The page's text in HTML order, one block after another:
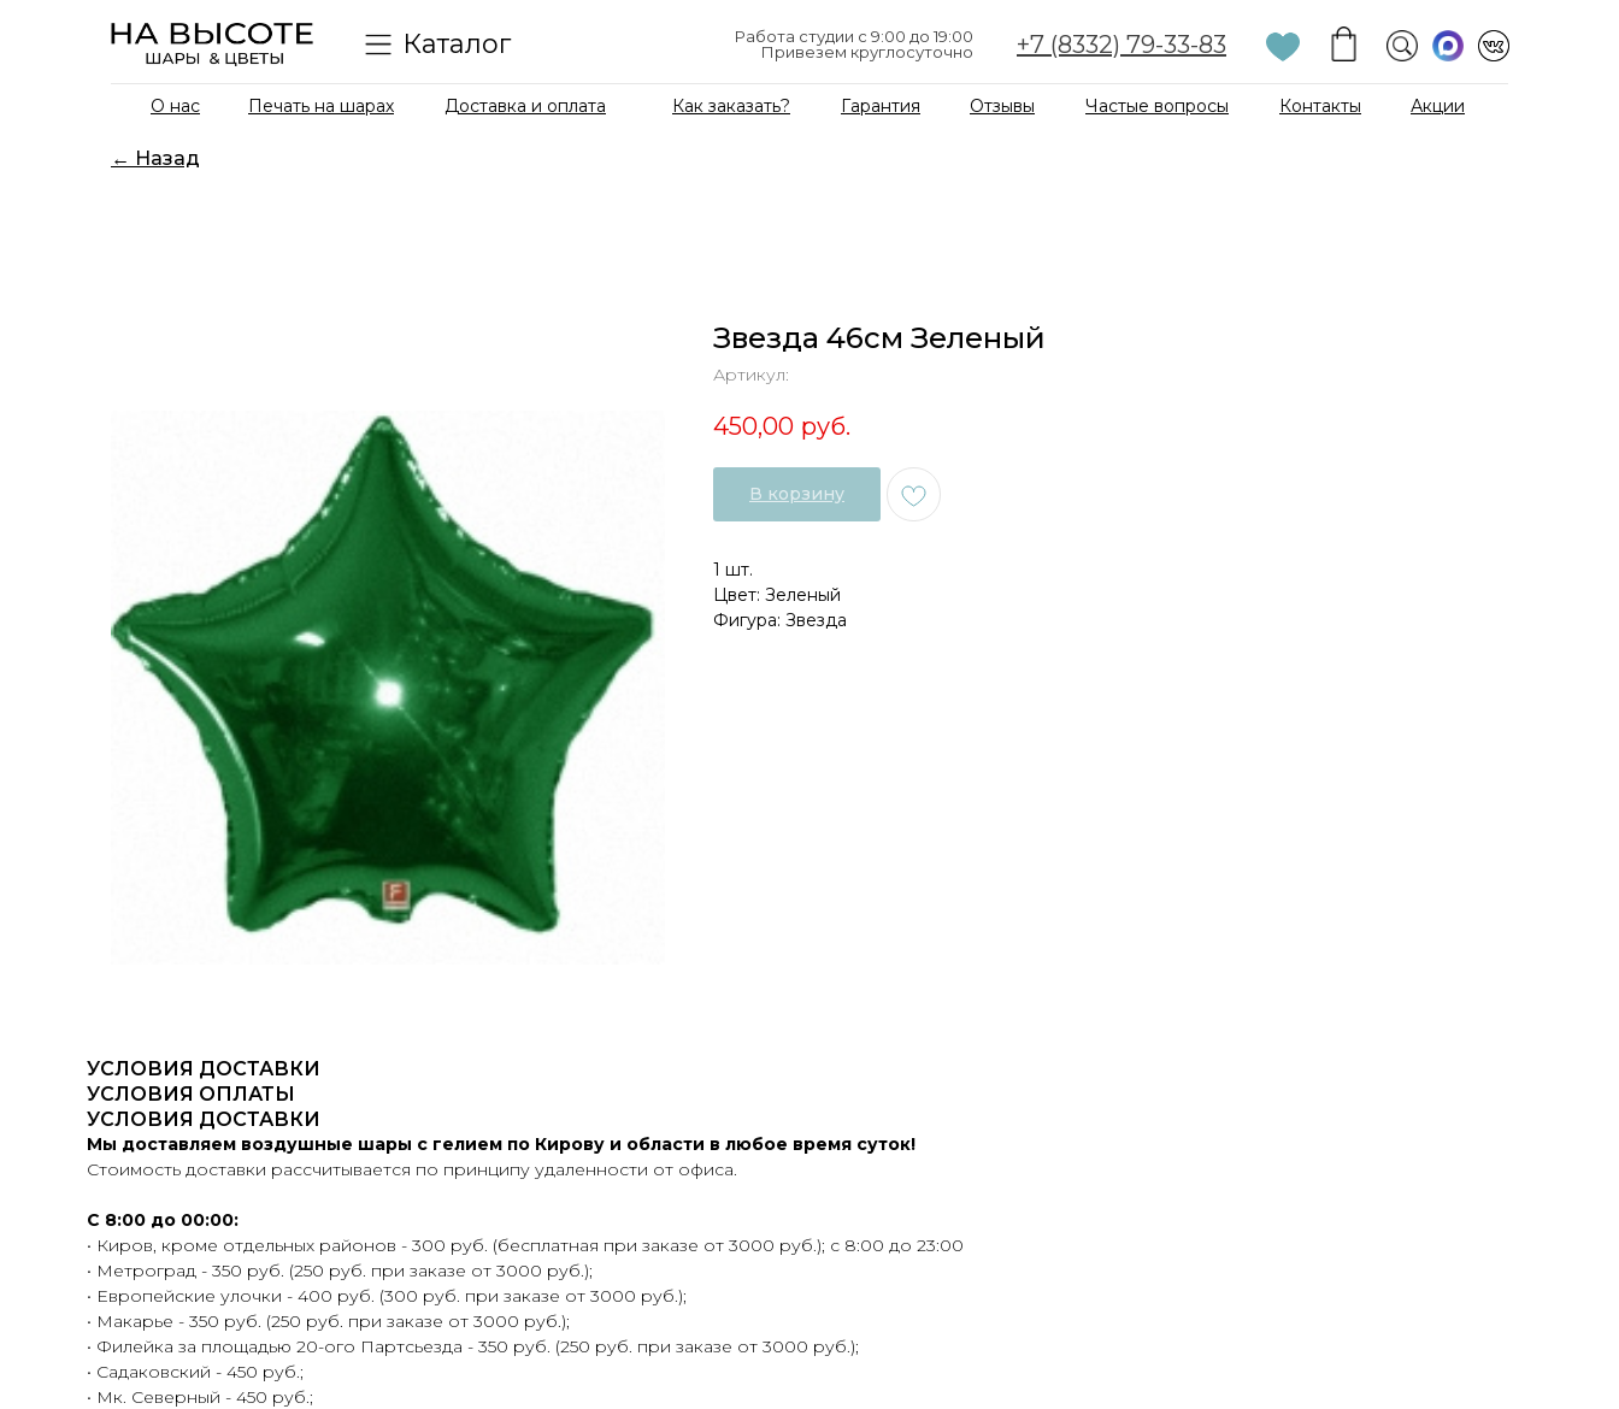
+7 (8332) 79-33-83
Работа студии с 9:00 до 19:00
Привезем круглосуточно
Каталог
Доставка и оплата Как заказать? Гарантия Отзывы Частые вопросы
Печать на шарах Контакты
О нас Акции
← Назад
Звезда 46см Зеленый
Артикул:
450,00 руб.
В корзину
1 шт.
Цвет: Зеленый
Фигура: Звезда
УСЛОВИЯ ДОСТАВКИ
УСЛОВИЯ ОПЛАТЫ
УСЛОВИЯ ДОСТАВКИ
Мы доставляем воздушные шары с гелием по Кирову и области в любое время суток!
Стоимость доставки рассчитывается по принципу удаленности от офиса.
С 8:00 до 00:00:
• Киров, кроме отдельных районов - 300 руб. (бесплатная при заказе от 3000 руб.); с 8:00 до 23:00
• Метроград - 350 руб. (250 руб. при заказе от 3000 руб.);
• Европейские улочки - 400 руб. (300 руб. при заказе от 3000 руб.);
• Макарье - 350 руб. (250 руб. при заказе от 3000 руб.);
• Филейка за площадью 20-ого Партсьезда - 350 руб. (250 руб. при заказе от 3000 руб.);
• Садаковский - 450 руб.;
• Мк. Северный - 450 руб.;